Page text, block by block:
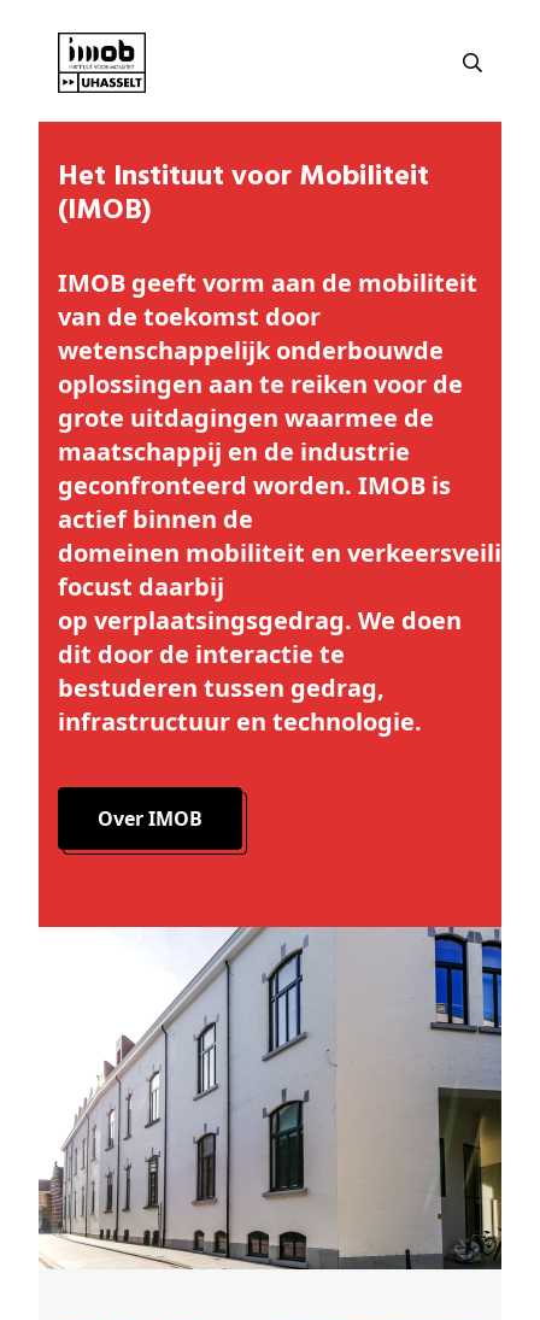
Het Instituut voor Mobiliteit
(IMOB)
IMOB geeft vorm aan de mobiliteit
van de toekomst door
wetenschappelijk onderbouwde
oplossingen aan te reiken voor de
grote uitdagingen waarmee de
maatschappij en de industrie
geconfronteerd worden. IMOB is
actief binnen de
domeinen mobiliteit en
focust daarbij
op verplaatsingsgedrag. We doen
dit door de interactie te
bestuderen tussen gedrag,
infrastructuur en technologie.
Over IMOB